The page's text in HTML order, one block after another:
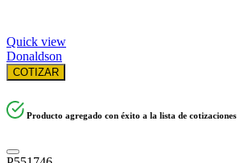
Quick view
Donaldson
COTIZAR
Producto agregado con éxito a la lista de cotizaciones